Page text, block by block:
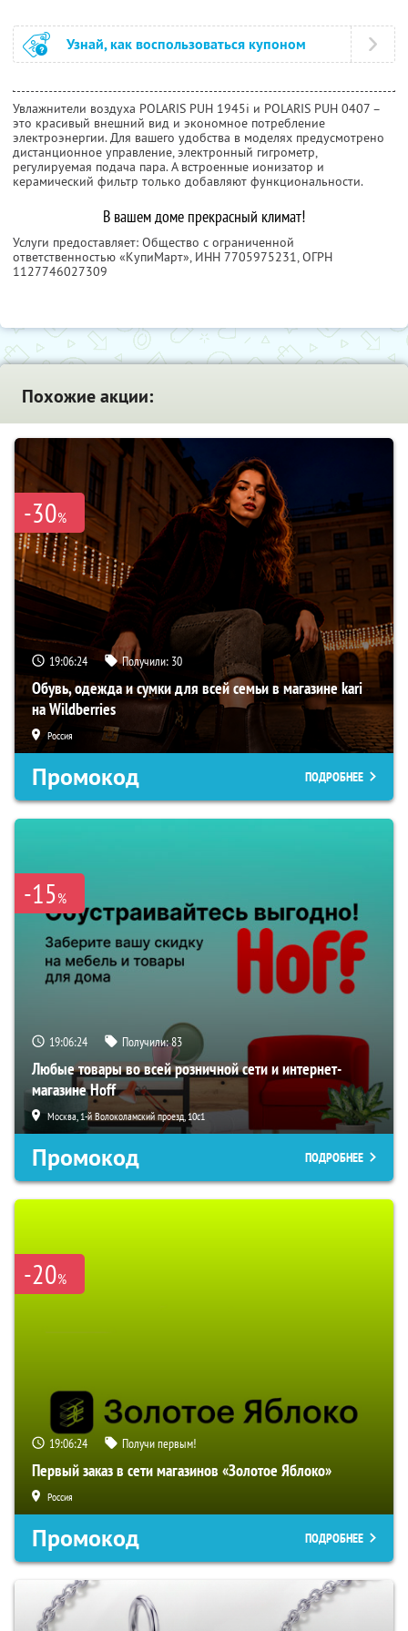
Узнай, как воспользоваться купоном
Увлажнители воздуха POLARIS PUH 1945i и POLARIS PUH 0407 –
это красивый внешний вид и экономное потребление
электроэнергии. Для вашего удобства в моделях предусмотрено
дистанционное управление, электронный гигрометр,
регулируемая подача пара. А встроенные ионизатор и
керамический фильтр только добавляют функциональности.
В вашем доме прекрасный климат!
Услуги предоставляет: Общество с ограниченной
ответственностью «КупиМарт», ИНН 7705975231, ОГРН
1127746027309
Похожие акции:
-30%
19:06:23 Получили: 30
Обувь, одежда и сумки для всей семьи в магазине kari
на Wildberries
Россия
Промокод ПОДРОБНЕЕ
-15%
19:06:23 Получили:83
Любые товары во всей розничной сети и интернет-
магазине Hoff
Москва, 1-й Волоколамский проезд, 10с1
Промокод ПОДРОБНЕЕ
-20%
19:06:23 Получи первым!
Первый заказ в сети магазинов «Золотое Яблоко»
Россия
Промокод ПОДРОБНЕЕ